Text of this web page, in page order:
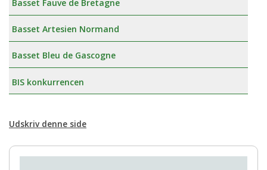
Basset Fauve de Bretagne
Basset Artesien Normand
Basset Bleu de Gascogne
BIS konkurrencen
Udskriv denne side